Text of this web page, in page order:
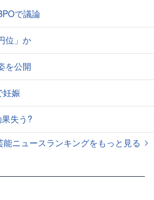
で議論
位」か
を公開
妊娠
失う?
能ニュースランキングをもっと見る